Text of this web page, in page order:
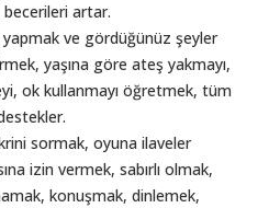
becerileri artar.
ve gördüğünüz şeyler
yaşına göre ateş yakmayı,
ok kullanmayı öğretmek, tüm
sormak, oyuna ilaveler
izin vermek, sabırlı olmak,
konuşmak, dinlemek,